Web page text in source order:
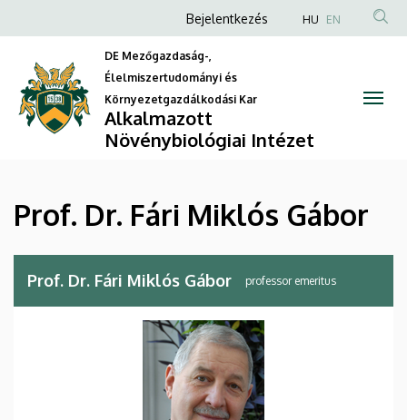
Dr.
Fári
Miklós
Növénybiológiai
Intézet
a
Anonim
Felhasználói
fiók
menüje
Bejelentkezés HU EN
DE Mezőgazdaság-,
Élelmiszertudományi és
Környezetgazdálkodási Kar
Alkalmazott
Növénybiológiai Intézet
Prof. Dr. Fári Miklós Gábor
Prof. Dr. Fári Miklós Gábor professor emeritus